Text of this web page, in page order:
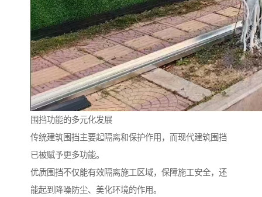
围挡功能的多元化发展
传统建筑围挡主要起隔离和保护作用，而现代建筑围挡
已被赋予更多功能。
优质围挡不仅能有效隔离施工区域，保障施工安全，还
能起到降噪防尘、美化环境的作用。